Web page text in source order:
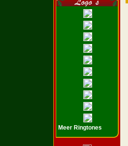
Meer Ringtones